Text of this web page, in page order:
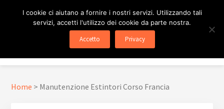
pagina
ESTINTORE ROMA
In Tutta Roma E Provincia
Menu
Home > Manutenzione Estintori Corso Francia
I cookie ci aiutano a fornire i nostri servizi. Utilizzando tali
servizi, accetti l'utilizzo dei cookie da parte nostra.
Accetto Privacy